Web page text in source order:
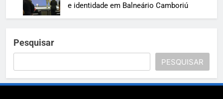
e identidade em Balneário Camboriú
Pesquisar
PESQUISAR